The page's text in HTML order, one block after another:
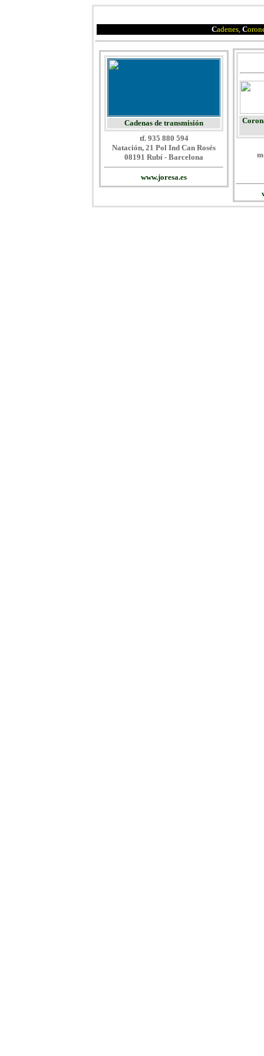
Cadenes, C
Cadenas de transmisión
tf. 935 880 594
Natación, 21 Pol Ind Can Rosés
08191 Rubí - Barcelona
www.joresa.es